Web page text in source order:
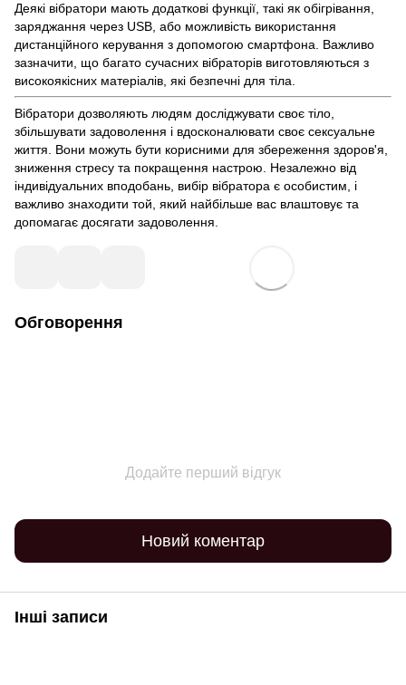
Деякі вібратори мають додаткові функції, такі як обігрівання,
заряджання через USB, або можливість використання
дистанційного керування з допомогою смартфона. Важливо
зазначити, що багато сучасних вібраторів виготовляються з
високоякісних матеріалів, які безпечні для тіла.
Вібратори дозволяють людям досліджувати своє тіло,
збільшувати задоволення і вдосконалювати своє сексуальне
життя. Вони можуть бути корисними для збереження здоров'я,
зниження стресу та покращення настрою. Незалежно від
індивідуальних вподобань, вибір вібратора є особистим, і
важливо знаходити той, який найбільше вас влаштовує та
допомагає досягати задоволення.
Обговорення
Додайте перший відгук
Новий коментар
Інші записи